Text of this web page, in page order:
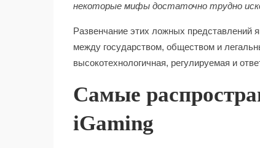
некоторые мифы достаточно трудно
Развенчание этих ложных представлений
между государством, обществом и
высокотехнологичная, регулируемая и
Самые
iGaming